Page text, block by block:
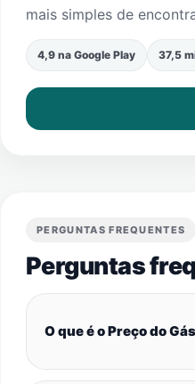
mais simples de
4,9 na Google Play 37,5
PERGUNTAS FREQUENTES
Perguntas
O que é o Preço do